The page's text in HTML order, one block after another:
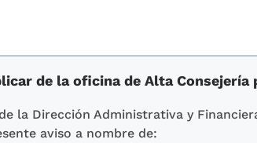
de la oficina de Alta
la Dirección Administrativa y
aviso a nombre de: